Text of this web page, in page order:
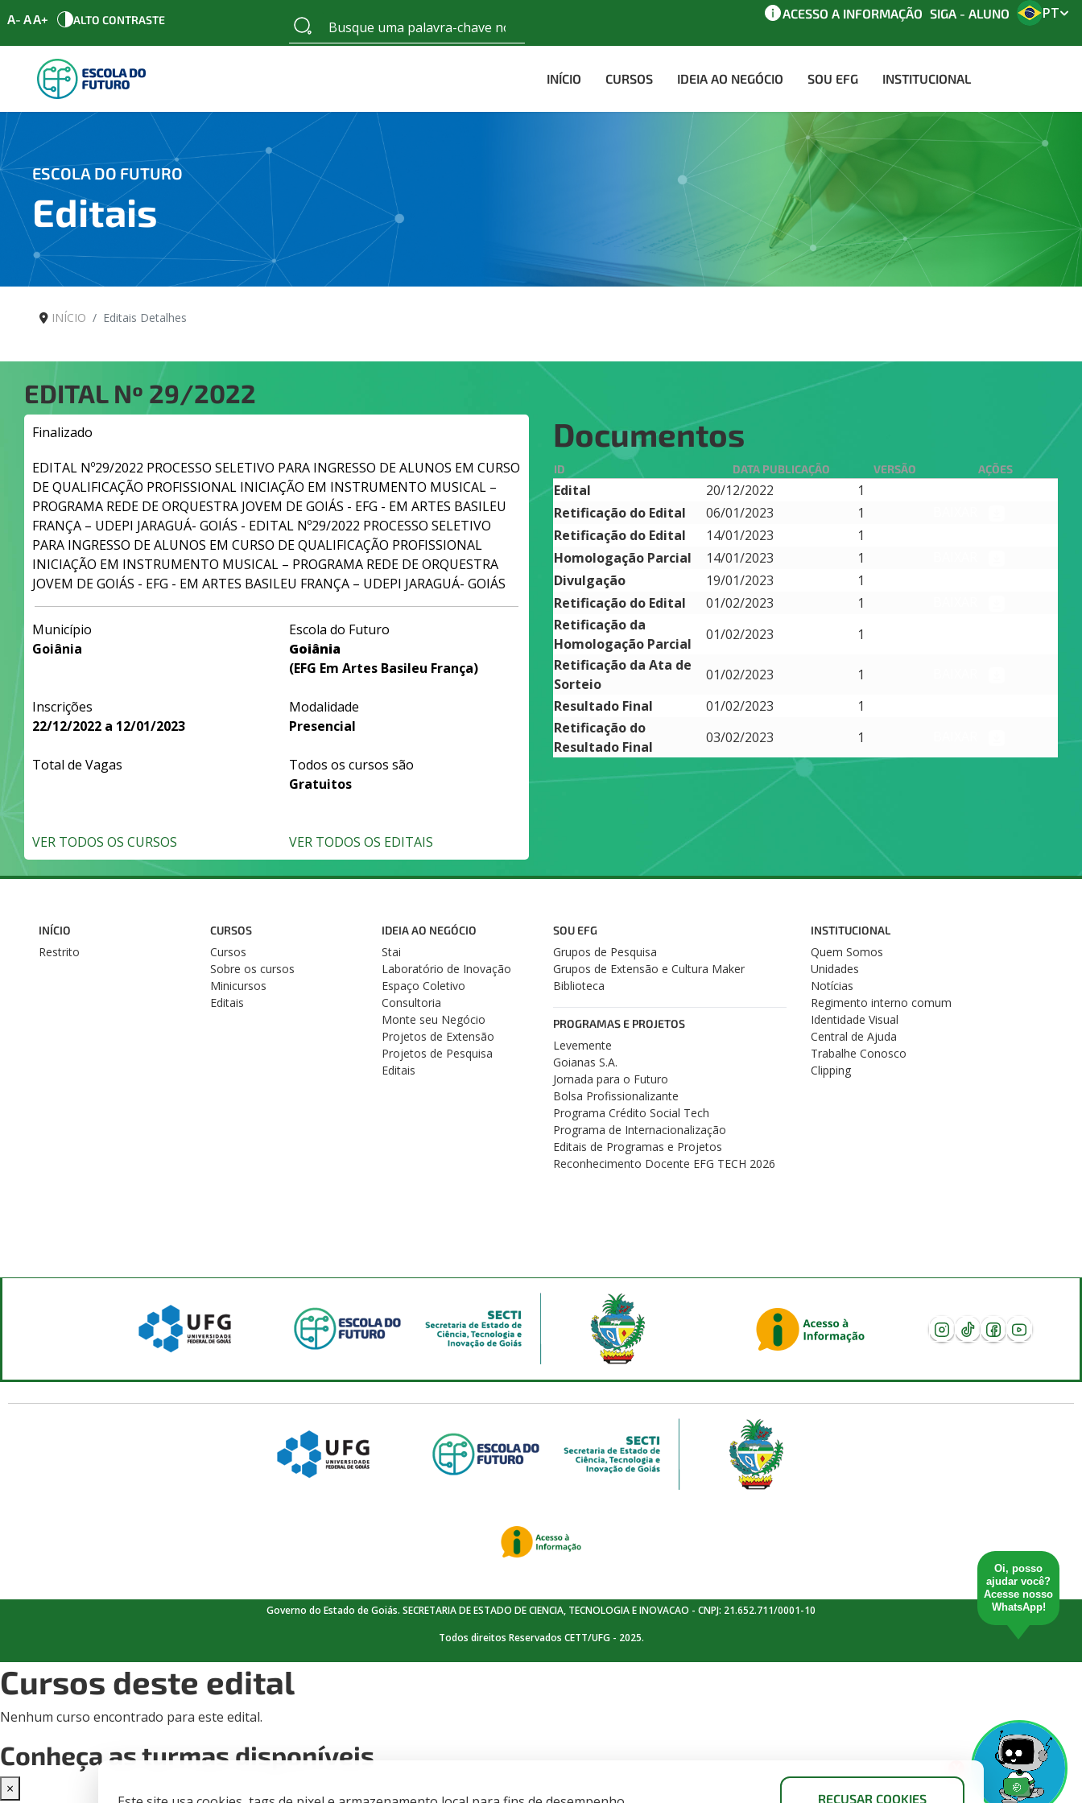
A- AA+ ALTO CONTRASTE ACESSO A INFORMAÇÃO SIGA - ALUNO PT
INÍCIO CURSOS IDEIA AO NEGÓCIO SOU EFG INSTITUCIONAL
ESCOLA DO FUTURO
Editais
INÍCIO Editais Detalhes
EDITAL Nº 29/2022
Finalizado
EDITAL Nº29/2022 PROCESSO SELETIVO PARA INGRESSO DE ALUNOS EM CURSO
DE QUALIFICAÇÃO PROFISSIONAL INICIAÇÃO EM INSTRUMENTO MUSICAL –
PROGRAMA REDE DE ORQUESTRA JOVEM DE GOIÁS - EFG - EM ARTES BASILEU
FRANÇA – UDEPI JARAGUÁ- GOIÁS - EDITAL Nº29/2022 PROCESSO SELETIVO
PARA INGRESSO DE ALUNOS EM CURSO DE QUALIFICAÇÃO PROFISSIONAL
INICIAÇÃO EM INSTRUMENTO MUSICAL – PROGRAMA REDE DE ORQUESTRA
JOVEM DE GOIÁS - EFG - EM ARTES BASILEU FRANÇA – UDEPI JARAGUÁ- GOIÁS
Município
Goiânia
Escola do Futuro
Goiânia
(EFG Em Artes Basileu França)
Inscrições
22/12/2022 a 12/01/2023
Modalidade
Presencial
Total de Vagas
Todos os cursos são
Gratuitos
VER TODOS OS CURSOS VER TODOS OS EDITAIS
Documentos
ID DATA PUBLICAÇÃO VERSÃO AÇÕES
Edital 20/12/2022 1
Retificação do Edital
06/01/2023 1
Retificação do Edital
14/01/2023 1
Homologação Parcial
14/01/2023 1
Divulgação
19/01/2023 1
Retificação do Edital
01/02/2023 1
Retificação da
Homologação Parcial
01/02/2023 1
Retificação da Ata de
Sorteio
01/02/2023 1
Resultado Final
01/02/2023 1
Retificação do
Resultado Final
03/02/2023 1
Oi, posso
ajudar você?
Acesse nosso
WhatsApp!
RECUSAR COOKIES
INÍCIO
Restrito
CURSOS
Cursos
Sobre os cursos
Minicursos
Editais
IDEIA AO NEGÓCIO
Stai
Laboratório de Inovação
Espaço Coletivo
Consultoria
Monte seu Negócio
Projetos de Extensão
Projetos de Pesquisa
Editais
SOU EFG
Grupos de Pesquisa
Grupos de Extensão e Cultura Maker
Biblioteca
PROGRAMAS E PROJETOS
Levemente
Goianas S.A.
Jornada para o Futuro
Bolsa Profissionalizante
Programa Crédito Social Tech
Programa de Internacionalização
Editais de Programas e Projetos
Reconhecimento Docente EFG TECH 2026
INSTITUCIONAL
Quem Somos
Unidades
Notícias
Regimento interno comum
Identidade Visual
Central de Ajuda
Trabalhe Conosco
Clipping
Governo do Estado de Goiás. SECRETARIA DE ESTADO DE CIENCIA, TECNOLOGIA E INOVACAO - CNPJ: 21.652.711/0001-10
Todos direitos Reservados CETT/UFG - 2025.
Cursos deste edital
Nenhum curso encontrado para este edital.
Conheça as turmas disponíveis
×